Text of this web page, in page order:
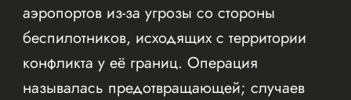
аэропортов из-за угрозы со стороны
беспилотников, исходящих с территории
конфликта у её границ. Операция
называлась предотвращающей; случаев